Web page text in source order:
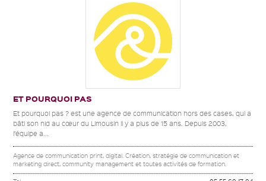
ET POURQUOI PAS
Et pourquoi pas ? est une agence de communication hors des cases, qui a
bâti son nid au cœur du Limousin il y a plus de 15 ans. Depuis 2003,
l’équipe a...
Agence de communication print, digital. Création, stratégie de communication et
marketing direct, community management et toutes activités de formation.